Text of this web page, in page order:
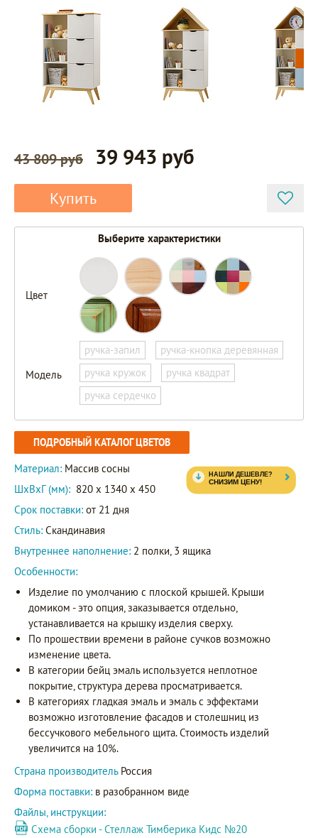
43 809 руб 39 943 руб
Купить
Выберите характеристики
Цвет
Модель
ручка-запил
ручка-кнопка деревянная
ручка кружок
ручка квадрат
ручка сердечко
ПОДРОБНЫЙ КАТАЛОГ ЦВЕТОВ
Материал: Массив сосны
ШxВxГ (мм): 820 x 1340 x 450
Срок поставки: от 21 дня
Стиль: Скандинавия
Внутреннее наполнение: 2 полки, 3 ящика
Особенности:
Изделие по умолчанию с плоской крышей. Крыши
домиком - это опция, заказывается отдельно,
устанавливается на крышку изделия сверху.
По прошествии времени в районе сучков возможно
изменение цвета.
В категории бейц эмаль используется неплотное
покрытие, структура дерева просматривается.
В категориях гладкая эмаль и эмаль с эффектами
возможно изготовление фасадов и столешниц из
бессучкового мебельного щита. Стоимость изделий
увеличится на 10%.
Страна производитель Россия
Форма поставки: в разобранном виде
Файлы, инструкции:
Схема сборки - Стеллаж Тимберика Кидс №20